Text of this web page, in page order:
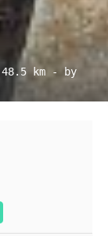
km - by